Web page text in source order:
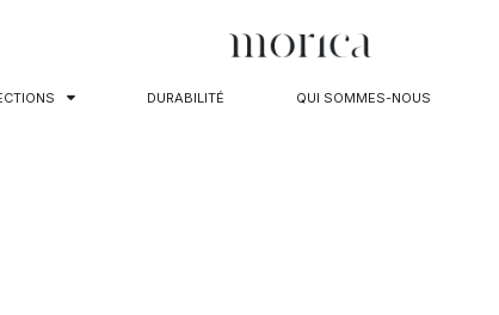
DURABILITÉ QUI SOMMES-NOUS